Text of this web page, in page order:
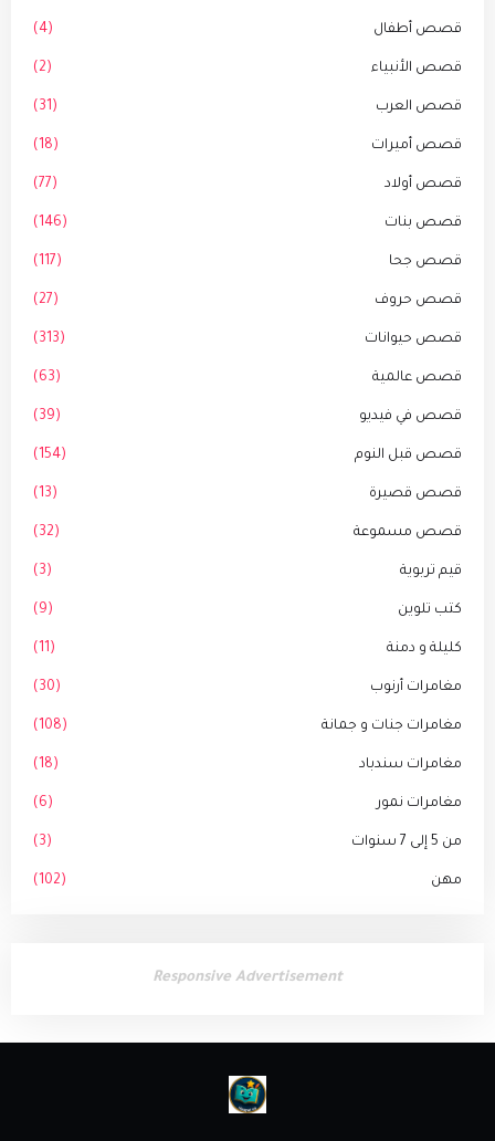
قصص أطفال (4)
قصص الأنبياء (2)
قصص العرب (31)
قصص أميرات (18)
قصص أولاد (77)
قصص بنات (146)
قصص جحا (117)
قصص حروف (27)
قصص حيوانات (313)
قصص عالمية (63)
قصص في فيديو (39)
قصص قبل النوم (154)
قصص قصيرة (13)
قصص مسموعة (32)
قيم تربوية (3)
كتب تلوين (9)
كليلة و دمنة (11)
مغامرات أرنوب (30)
مغامرات جنات و جمانة (108)
مغامرات سندباد (18)
مغامرات نمور (6)
من 5 إلى 7 سنوات (3)
مهن (102)
Responsive Advertisement